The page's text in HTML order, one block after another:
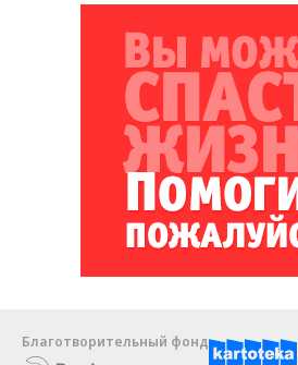
Благотворительный фонд